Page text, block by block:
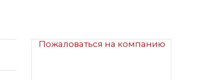
Пожаловаться на компанию